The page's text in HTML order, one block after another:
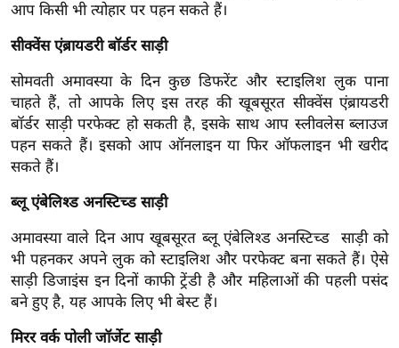
सा
ल
ख्सि
य
त
यं
इं
डि
या
सा
हि
त्य
आप किसी भी त्योहार पर पहन सकते हैं।
सीक्वेंस एंब्रायडरी बॉर्डर साड़ी
सोमवती अमावस्या के दिन कुछ डिफरेंट और स्टाइलिश लुक पाना
चाहते हैं, तो आपके लिए इस तरह की खूबसूरत सीक्वेंस एंब्रायडरी
बॉर्डर साड़ी परफेक्ट हो सकती है, इसके साथ आप स्लीवलेस ब्लाउज
पहन सकते हैं। इसको आप ऑनलाइन या फिर ऑफलाइन भी खरीद
सकते हैं।
ब्लू एंबेलिश्ड अनस्टिच्ड साड़ी
अमावस्या वाले दिन आप खूबसूरत ब्लू एंबेलिश्ड अनस्टिच्ड साड़ी को
भी पहनकर अपने लुक को स्टाइलिश और परफेक्ट बना सकते हैं। ऐसे
साड़ी डिजाइंस इन दिनों काफी ट्रेंडी है और महिलाओं की पहली पसंद
बने हुए है, यह आपके लिए भी बेस्ट हैं।
मिरर वर्क पोली जॉर्जेट साड़ी